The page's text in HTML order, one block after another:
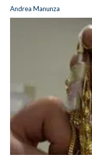
Andrea Manunza